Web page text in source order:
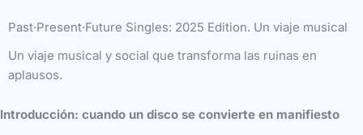
Past·Present·Future Singles: 2025 Edition. Un viaje musical
Un viaje musical y social que transforma las ruinas en
aplausos.
Introducción: cuando un disco se convierte en manifiesto